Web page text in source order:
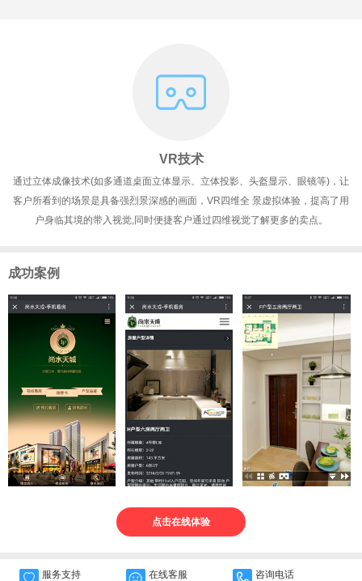
VR技术
通过立体成像技术(如多通道桌面立体显示、立体投影、头盔显示、眼镜等)，让
客户所看到的场景是具备强烈景深感的画面，VR四维全 景虚拟体验，提高了用
户身临其境的带入视觉,同时便捷客户通过四维视觉了解更多的卖点。
成功案例
点击在线体验
服务支持 在线客服 咨询电话